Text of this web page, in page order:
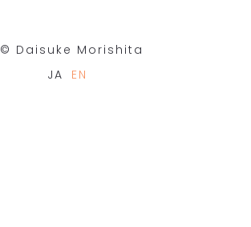
©︎ Daisuke Morishita
JA
EN